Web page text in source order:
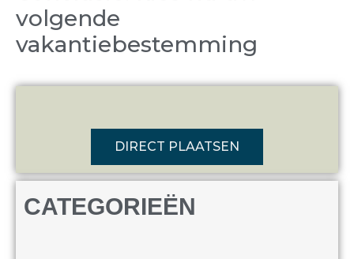
volgende
vakantiebestemming
DIRECT PLAATSEN
CATEGORIEËN